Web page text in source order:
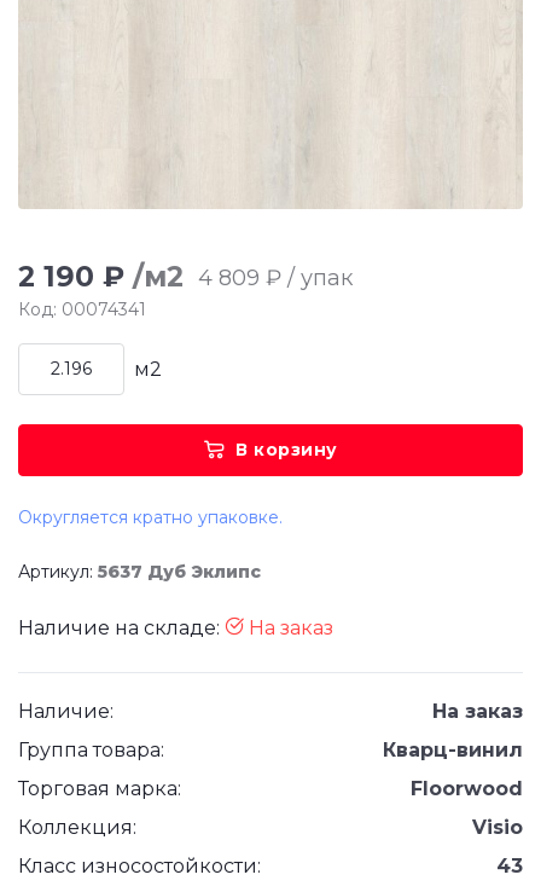
2 190 ₽ /м2 4 809 ₽ / упак
Код: 00074341
м2
В корзину
Округляется кратно упаковке.
Артикул: 5637 Дуб Эклипс
Наличие на складе: На заказ
Наличие:
На заказ
Группа товара:
Кварц-винил
Торговая марка:
Floorwood
Коллекция:
Visio
Класс износостойкости:
43